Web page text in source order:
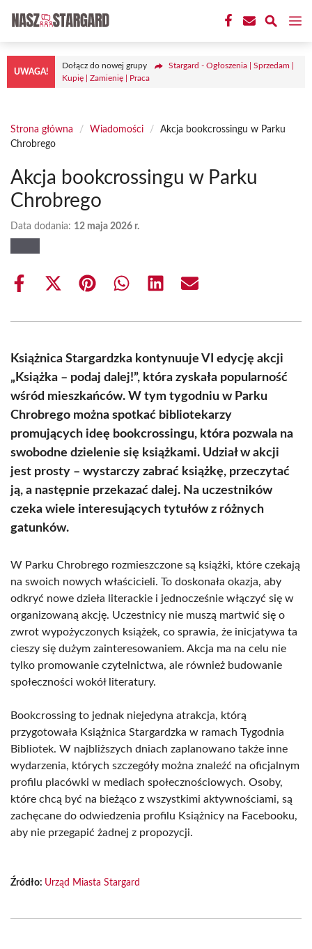
treści
UWAGA!
Dołącz do nowej grupy
Stargard - Ogłoszenia | Sprzedam |
Kupię | Zamienię | Praca
Strona główna / Wiadomości /
Akcja bookcrossingu w Parku
Chrobrego
Akcja bookcrossingu w Parku
Chrobrego
Data dodania: 12 maja 2026 r.
Share
Share
(Twitter)
Share Share Share Share
Książnica Stargardzka kontynuuje VI edycję akcji
„Książka – podaj dalej!”, która zyskała popularność
wśród mieszkańców. W tym tygodniu w Parku
Chrobrego można spotkać bibliotekarzy
promujących ideę bookcrossingu, która pozwala na
swobodne dzielenie się książkami. Udział w akcji
jest prosty – wystarczy zabrać książkę, przeczytać
ją, a następnie przekazać dalej. Na uczestników
czeka wiele interesujących tytułów z różnych
gatunków.
W Parku Chrobrego rozmieszczone są książki, które czekają
na swoich nowych właścicieli. To doskonała okazja, aby
odkryć nowe dzieła literackie i jednocześnie włączyć się w
organizowaną akcję. Uczestnicy nie muszą martwić się o
zwrot wypożyczonych książek, co sprawia, że inicjatywa ta
cieszy się dużym zainteresowaniem. Akcja ma na celu nie
tylko promowanie czytelnictwa, ale również budowanie
społeczności wokół literatury.
Bookcrossing to jednak niejedyna atrakcja, którą
przygotowała Książnica Stargardzka w ramach Tygodnia
Bibliotek. W najbliższych dniach zaplanowano także inne
wydarzenia, których szczegóły można znaleźć na oficjalnym
profilu placówki w mediach społecznościowych. Osoby,
które chcą być na bieżąco z wszystkimi aktywnościami, są
zachęcane do odwiedzenia profilu Książnicy na Facebooku,
aby nie przegapić żadnej z propozycji.
Źródło: Urząd Miasta Stargard